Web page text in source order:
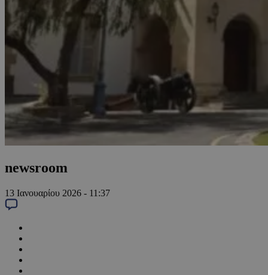
newsroom
13 Ιανουαρίου 2026 - 11:37